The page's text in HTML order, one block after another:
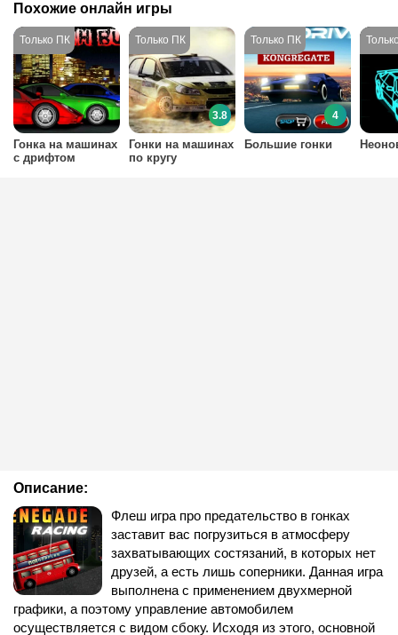
Описание:
Флеш игра про предательство в гонках
заставит вас погрузиться в атмосферу
захватывающих состязаний, в которых нет
друзей, а есть лишь соперники. Данная игра
выполнена с применением двухмерной
графики, а поэтому управление автомобилем
осуществляется с видом сбоку. Исходя из этого, основной
Похожие онлайн игры
Гонка на машинах
с дрифтом
Гонки на машинах
по кругу
3.8
Большие гонки
4